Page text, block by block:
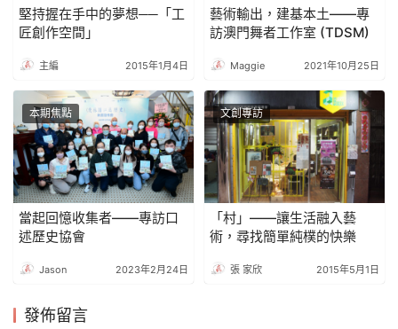
堅持握在手中的夢想──「工
匠創作空間」
主編 2015年1月4日
藝術輸出，建基本土——專
訪澳門舞者工作室 (TDSM)
Maggie 2021年10月25日
本期焦點
當起回憶收集者——專訪口
述歷史協會
Jason 2023年2月24日
文創專訪
「村」——讓生活融入藝
術，尋找簡單純樸的快樂
張 家欣 2015年5月1日
發佈留言